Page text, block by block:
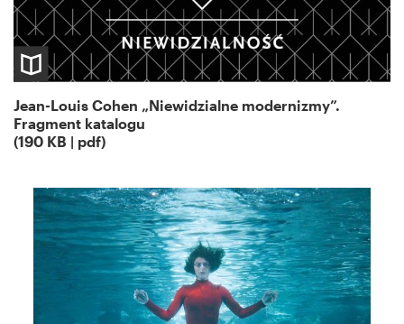
Jean-Louis Cohen „Niewidzialne modernizmy”.
Fragment katalogu
(190 KB | pdf)